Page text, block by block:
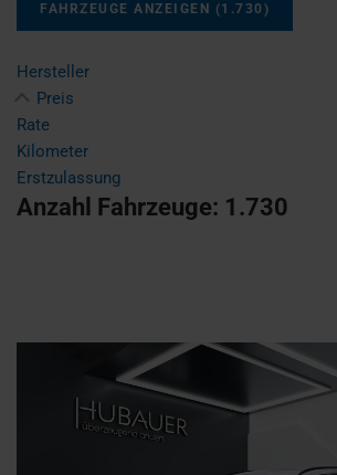
FAHRZEUGE ANZEIGEN (1.730 )
Hersteller
Preis
Rate
Kilometer
Erstzulassung
Anzahl Fahrzeuge: 1.730